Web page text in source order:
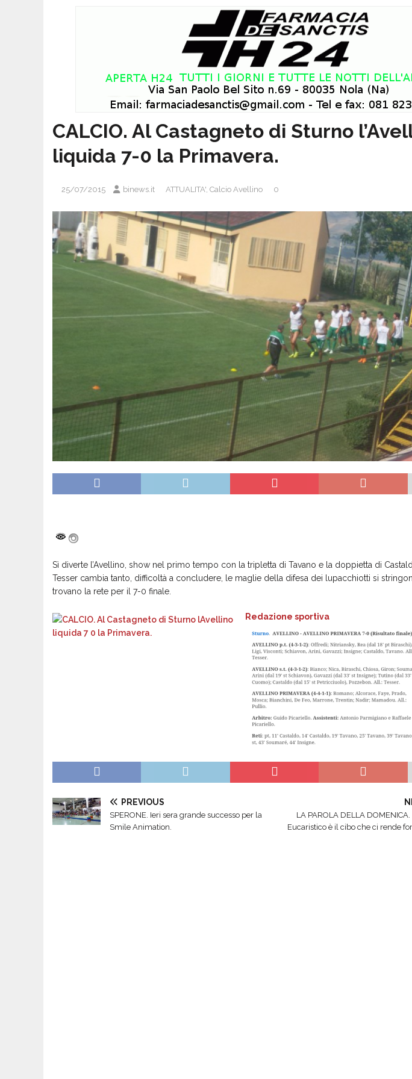
CALCIO. Al Castagneto di Sturno
liquida 7-0 la Primavera.
25/07/2015 binews.it ATTUALITA', Calcio Avellino 0
Sì diverte l’Avellino, show nel primo tempo con la tripletta di Tavano e la doppietta di
Tesser cambia tanto, difficoltà a concludere, le maglie della difesa dei lupacchiotti si
trovano la rete per il 7-0 finale.
Redazione sportiva
PREVIOUS
SPERONE. Ieri sera grande successo per la
Smile Animation.
LA PAROLA DELLA
Eucaristico è il cibo che ci rende